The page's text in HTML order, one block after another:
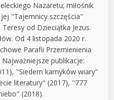
Nazaretu; miłośnik
"Tajemnicy szczęścia"
od Dzieciątka Jezus.
Od 4 listopada 2020 r.
Parafii Przemienienia
publikacje:
"Siedem kamyków wiary"
literatury" (2017), "777
(2018).